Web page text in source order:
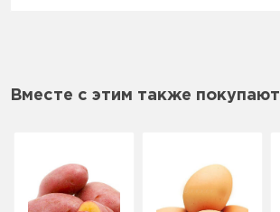
Вместе с этим также покупают